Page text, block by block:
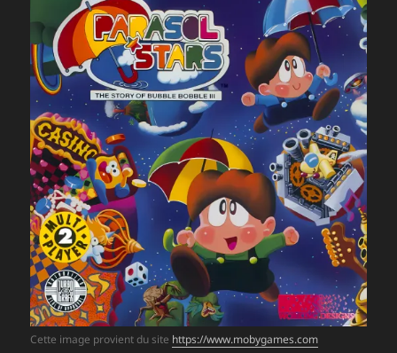
Cette image provient du site https://www.mobygames.com